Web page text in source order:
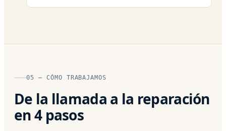
05 — CÓMO TRABAJAMOS
De la llamada a la reparación
en 4 pasos